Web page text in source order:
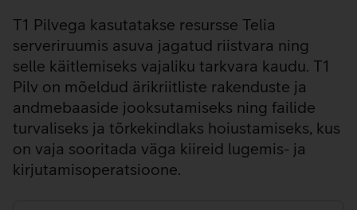
T1 Pilvega kasutatakse resursse Telia
serveriruumis asuva jagatud riistvara ning
selle käitlemiseks vajaliku tarkvara kaudu. T1
Pilv on mõeldud ärikriitliste rakenduste ja
andmebaaside jooksutamiseks ning failide
turvaliseks ja tõrkekindlaks hoiustamiseks, kus
on vaja sooritada väga kiireid lugemis- ja
kirjutamisoperatsioone.